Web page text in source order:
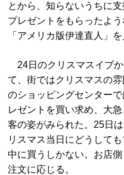
とから、知らないうちに
プレゼントをもらったよ
「アメリカ版伊達直人」
24日のクリスマスイブ
て、街ではクリスマスの
のショッピングセンター
レゼントを買い求め、大
客の姿がみられた。25日
リスマス当日にどうして
中に買うしかない。お店
注文に応じる。